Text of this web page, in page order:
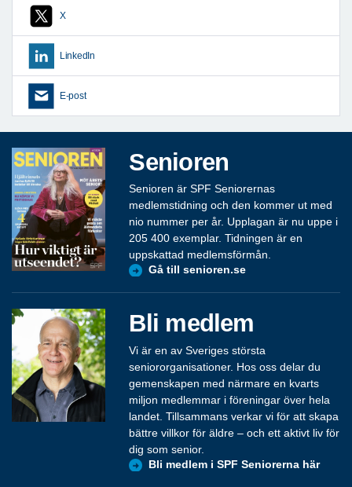
X
LinkedIn
E-post
Senioren
Senioren är SPF Seniorernas
medlemstidning och den kommer ut med
nio nummer per år. Upplagan är nu uppe i
205 400 exemplar. Tidningen är en
uppskattad medlemsförmån.
Gå till senioren.se
Bli medlem
Vi är en av Sveriges största
seniororganisationer. Hos oss delar du
gemenskapen med närmare en kvarts
miljon medlemmar i föreningar över hela
landet. Tillsammans verkar vi för att skapa
bättre villkor för äldre – och ett aktivt liv för
dig som senior.
Bli medlem i SPF Seniorerna här